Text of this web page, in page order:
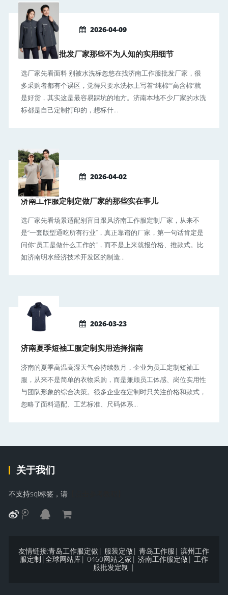
2026-04-09
济南工作服批发厂家那些不为人知的实用细节
选厂家先看面料 别被水洗标忽悠在找济南工作服批发厂家，很
多采购者都有个误区，觉得只要水洗标上写着“纯棉”“高含棉”就
是好货，其实这是最容易踩坑的地方。济南本地不少厂家的水洗
标都是自己定制打印的，想标什...
2026-04-02
济南工作服定制定做厂家的那些实在事儿
选厂家先看场景适配别盲目跟风济南工作服定制厂家，从来不
是“一套版型通吃所有行业”，真正靠谱的厂家，第一句话肯定是
问你“员工是做什么工作的”，而不是上来就报价格、推款式。比
如济南明水经济技术开发区的制造...
2026-03-23
济南夏季短袖工服定制实用选择指南
济南的夏季高温高湿天气会持续数月，企业为员工定制短袖工
服，从来不是简单的衣物采购，而是兼顾员工体感、岗位实用性
与团队形象的综合决策。很多企业在定制时只关注价格和款式，
忽略了面料适配、工艺标准、尺码体系...
关于我们
不支持sql标签，请
友情链接:青岛工作服定做| 服装定做|青岛工作服 |滨州工作
服定制 | 全球网站库| 0460网站之家 | 济南工作服定做| 工作
服批发定制 |